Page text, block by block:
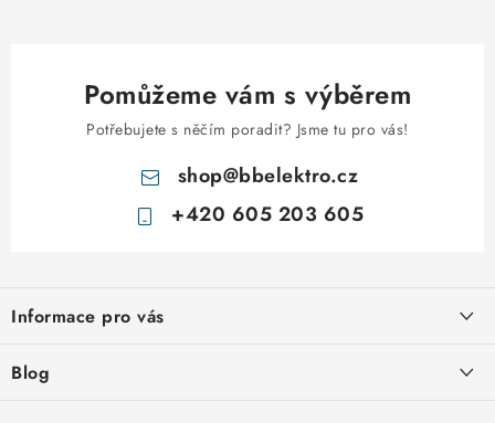
Pomůžeme vám s výběrem
Potřebujete s něčím poradit? Jsme tu pro vás!
shop@bbelektro.cz
+420 605 203 605
p
a
Informace pro vás
Otevírací doba výdejny
Blog